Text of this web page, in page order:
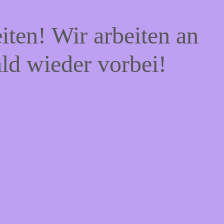
Wir arbeiten an
wieder vorbei!